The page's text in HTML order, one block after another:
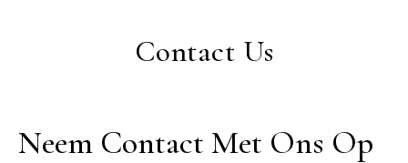
Contact Us
Neem Contact Met Ons Op